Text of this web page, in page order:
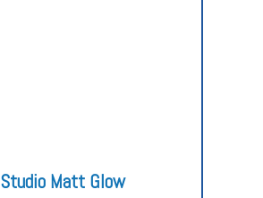
Studio Matt Glow